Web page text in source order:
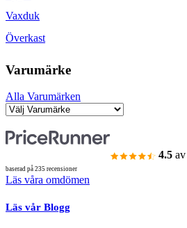
Vaxduk
Överkast
Varumärke
Alla Varumärken
4.5 av
baserad på 235 recensioner
Läs våra omdömen
Läs vår Blogg